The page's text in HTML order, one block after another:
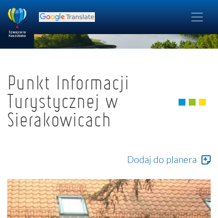
Punkt Informacji
Turystycznej w
Sierakowicach
Dodaj do planera